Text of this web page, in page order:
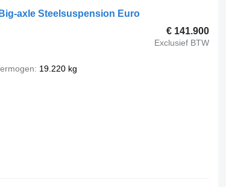
axle Steelsuspension Euro
€ 141.900
Exclusief BTW
19.220 kg